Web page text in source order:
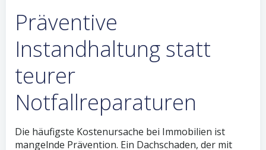
Präventive
Instandhaltung statt
teurer
Notfallreparaturen
Die häufigste Kostenursache bei Immobilien ist
mangelnde Prävention. Ein Dachschaden, der mit